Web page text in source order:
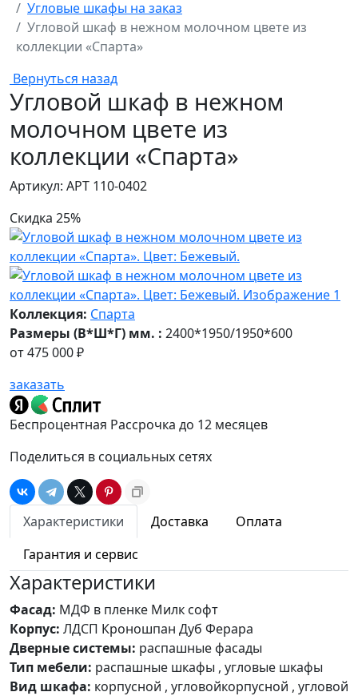
Угловые шкафы на заказ
Угловой шкаф в нежном молочном цвете из
коллекции «Спарта»
Вернуться назад
Угловой шкаф в нежном
молочном цвете из
коллекции «Спарта»
Артикул: АРТ 110-0402
Скидка 25%
Коллекция: Спарта
Размеры (В*Ш*Г) мм. : 2400*1950/1950*600
от475 000 ₽
заказать
Беспроцентная Рассрочка до 12 месяцев
Поделиться в социальных сетях
Характеристики Доставка
Оплата
Гарантия и сервис
Характеристики
Фасад: МДФ в пленке Милк софт
Корпус: ЛДСП Кроношпан Дуб Ферара
Дверные системы: распашные фасады
Тип мебели: распашные шкафы , угловые шкафы
Вид шкафа: корпусной , угловойкорпусной , угловой